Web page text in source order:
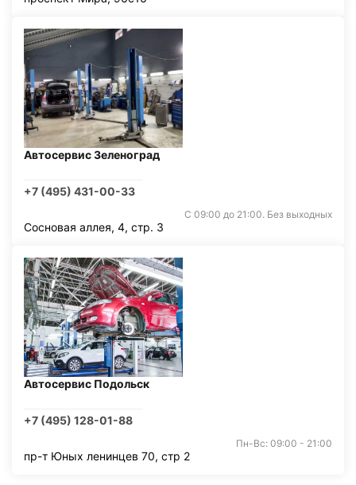
Автосервис Зеленоград
+7 (495) 431-00-33
С 09:00 до 21:00. Без выходных
Сосновая аллея, 4, стр. 3
Автосервис Подольск
+7 (495) 128-01-88
Пн-Вс: 09:00 - 21:00
пр-т Юных ленинцев 70, стр 2